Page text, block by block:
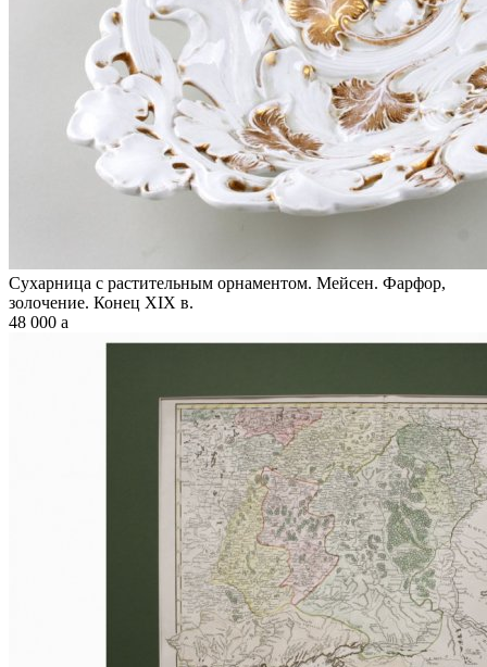
Сухарница с растительным орнаментом. Мейсен. Фарфор,
золочение. Конец XIX в.
48 000 a